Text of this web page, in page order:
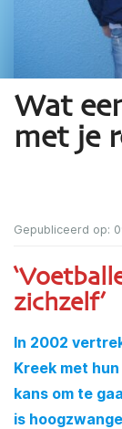
Wat
met je
Gepubliceerd op:
zichzelf’
In 2002
Kreek met
kans om te
is